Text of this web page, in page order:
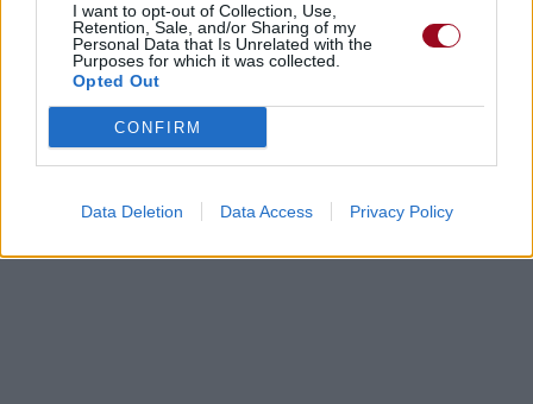
I want to opt-out of Collection, Use,
Retention, Sale, and/or Sharing of my
Personal Data that Is Unrelated with the
Purposes for which it was collected.
Opted Out
CONFIRM
Data Deletion Data Access Privacy Policy